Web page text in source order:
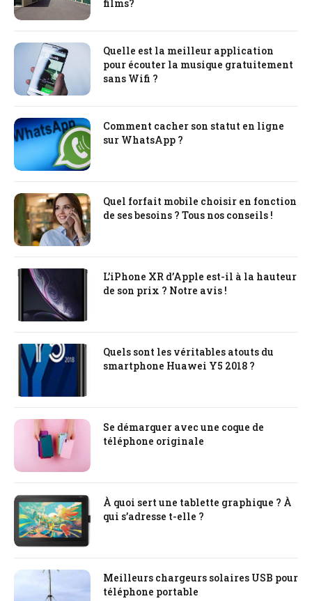
films?
Quelle est la meilleur application
pour écouter la musique gratuitement
sans Wifi ?
Comment cacher son statut en ligne
sur WhatsApp ?
Quel forfait mobile choisir en fonction
de ses besoins ? Tous nos conseils !
L’iPhone XR d’Apple est-il à la hauteur
de son prix ? Notre avis !
Quels sont les véritables atouts du
smartphone Huawei Y5 2018 ?
Se démarquer avec une coque de
téléphone originale
À quoi sert une tablette graphique ? À
qui s’adresse t-elle ?
Meilleurs chargeurs solaires USB pour
téléphone portable